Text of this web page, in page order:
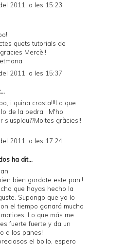
2011, a les 15:23
quets tutorials de
Mercè!!
2011, a les 15:37
i quina crosta!!!Lo que
de la pedra . M'ho
siusplau??Moltes gràcies!!
2011, a les 17:24
ha dit...
bien gordote este pan!!
que hayas hecho la
Supongo que ya lo
el tiempo ganará mucho
Lo que más me
fuerte fuerte y da un
a los panes!
el bollo, espero